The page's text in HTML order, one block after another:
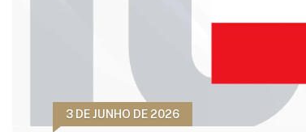
3 DE JUNHO DE 2026